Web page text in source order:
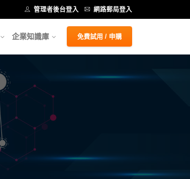
管理者後台登入 網路郵局登入
企業知識庫 免費試用 / 申購